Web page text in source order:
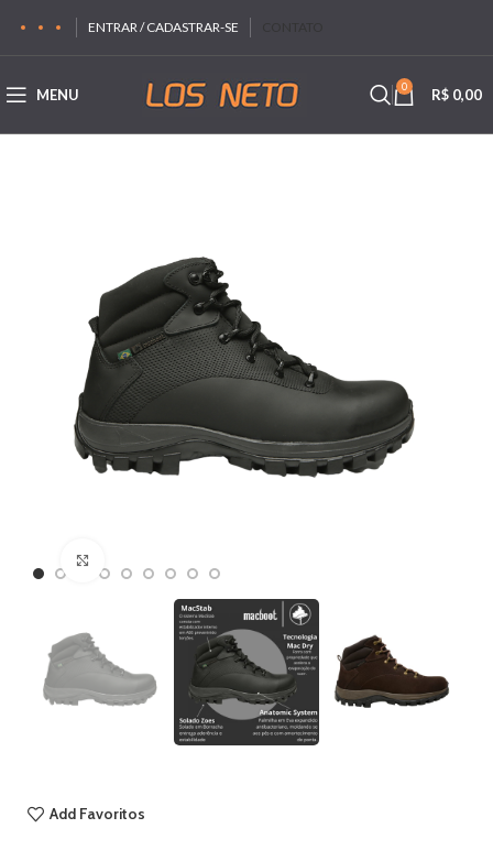
ENTRAR / CADASTRAR-SE
MENU 0 R$ 0,00
Add Favoritos